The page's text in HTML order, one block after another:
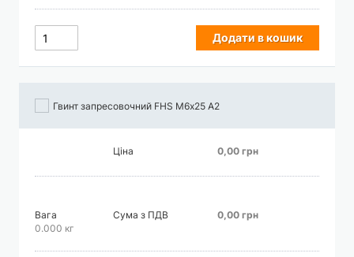
Додати в кошик
Гвинт запресовочний FHS М6х25 А2
Ціна 0,00 грн
Вага
0.000 кг
Сума з ПДВ 0,00 грн